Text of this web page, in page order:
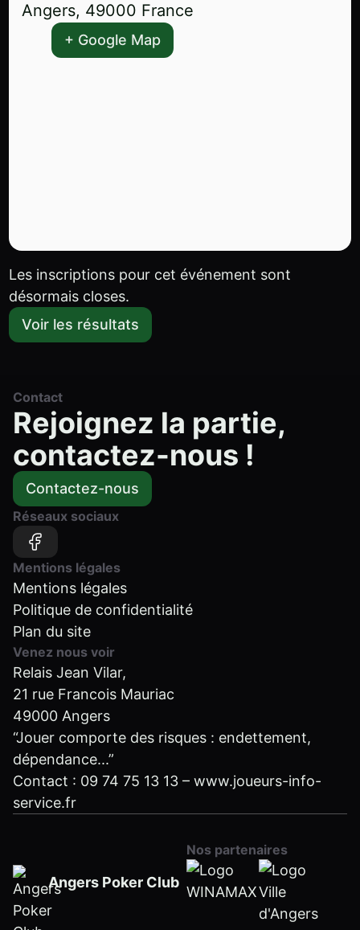
Angers, 49000 France
+ Google Map
Les inscriptions pour cet événement sont
désormais closes.
Voir les résultats
Contact
Rejoignez la partie,
contactez-nous !
Contactez-nous
Réseaux sociaux
Mentions légales
Mentions légales
Politique de confidentialité
Plan du site
Venez nous voir
Relais Jean Vilar,
21 rue Francois Mauriac
49000 Angers
“Jouer comporte des risques : endettement,
dépendance...”
Contact : 09 74 75 13 13 – www.joueurs-info-
service.fr
Angers Poker Club
Nos partenaires